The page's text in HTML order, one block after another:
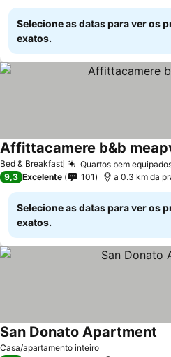
Selecione as datas para ver os
exatos.
Bed & Breakfast Quartos bem
Affittacamere b&b
9,3 Excelente 101 a 0.3 km da
Selecione as datas para ver os
exatos.
Casa/apartamento inteiro
San Donato Apartment